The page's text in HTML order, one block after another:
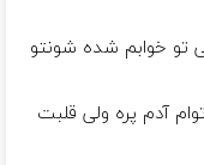
تو خوابم شده شونتو
آدم پره ولی قلبت